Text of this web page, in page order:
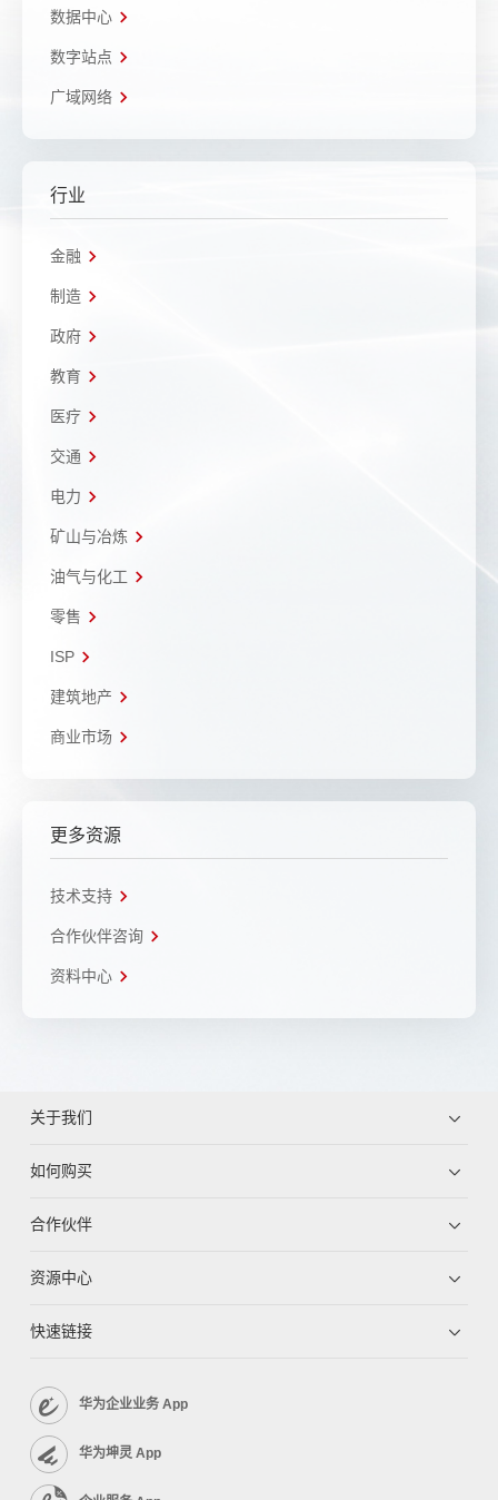
数据中心
数字站点
广域网络
行业
金融
制造
政府
教育
医疗
交通
电力
矿山与冶炼
油气与化工
零售
ISP
建筑地产
商业市场
更多资源
技术支持
合作伙伴咨询
资料中心
关于我们
如何购买
合作伙伴
资源中心
快速链接
华为企业业务 App
华为坤灵 App